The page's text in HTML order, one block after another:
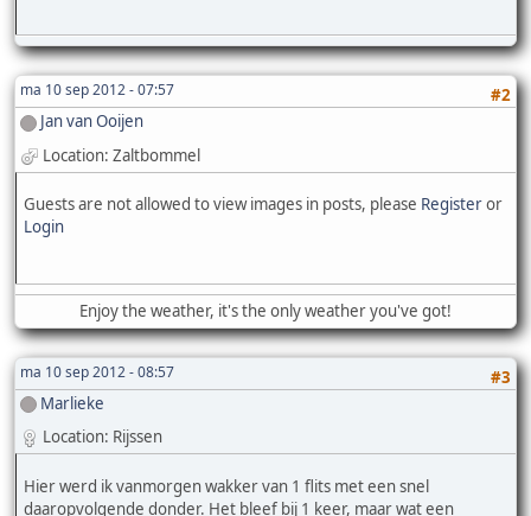
ma 10 sep 2012 - 07:57
#2
Jan van Ooijen
Location: Zaltbommel
Guests are not allowed to view images in posts, please Registeror
Login
Enjoy the weather, it's the only weather you've got!
ma 10 sep 2012 - 08:57
#3
Marlieke
Location: Rijssen
Hier werd ik vanmorgen wakker van 1 flits met een snel
daaropvolgende donder. Het bleef bij 1 keer, maar wat een